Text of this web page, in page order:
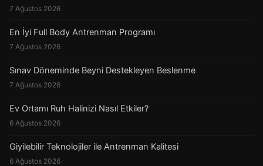
7 Ağustos 2026
En İyi Full Body Antrenman Programı
7 Ağustos 2026
Sınav Döneminde Beyni Destekleyen Beslenme
7 Ağustos 2026
Ev Ortamı Ruh Halinizi Nasıl Etkiler?
6 Ağustos 2026
Giyilebilir Teknolojiler ile Antrenman Kalitesi
6 Ağustos 2026